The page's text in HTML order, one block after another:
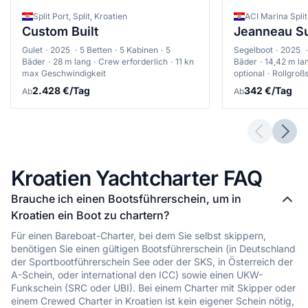
engen Passagen zwischen den Inseln auf, besonders im
Velebit-Kanal bei Bora-Wind.
Gezeitenunterschiede sind mit 20-60cm minimal
Stärkere Strömungen können in engen Passagen zwischen
Inseln auftreten
Der Velebit-Kanal weist bei Bora verstärkte Strömungen auf
Um die Kornaten existieren moderate Gezeitenströmungen
Beste Segelgebiete nach Erfahrungsstufen
•Anfänger: Die geschützten Gewässer um Zadar und die
Kornaten, die Bucht von Šibenik, die Region um Biograd
•Mittlere Erfahrung: Split-Archipel mit den Inseln Brač, Hvar
und Vis, Dubrovnik-Region, süddalmatinische Inseln
•Fortgeschrittene: Kvarner-Bucht, offene Gewässer zwischen
den Inseln, Velebit-Kanal bei anspruchsvollen Bedingungen
•Die Kornaten bieten Routen für alle Erfahrungsstufen mit über
Split Port, Split, Kroatien
Custom Built
Gulet 2025 5 Betten 5 Kabinen
5
Bäder
28 m lang Crew erforderlich
11 kn
max Geschwindigkeit
Ab2.428 €/Tag
ACI Marina
Jeanneau
Segelboot
2025
Bäder
14,42 m
optional
Ab342 €/Tag
Kroatien Yachtcharter FAQ
Brauche ich einen Bootsführerschein, um in
Kroatien ein Boot zu chartern?
Für einen Bareboat-Charter, bei dem Sie selbst skippern,
benötigen Sie einen gültigen Bootsführerschein (in Deutschland
der Sportbootführerschein See oder der SKS, in Österreich der
A-Schein, oder international den ICC) sowie einen UKW-
Funkschein (SRC oder UBI). Bei einem Charter mit Skipper oder
einem Crewed Charter in Kroatien ist kein eigener Schein nötig,